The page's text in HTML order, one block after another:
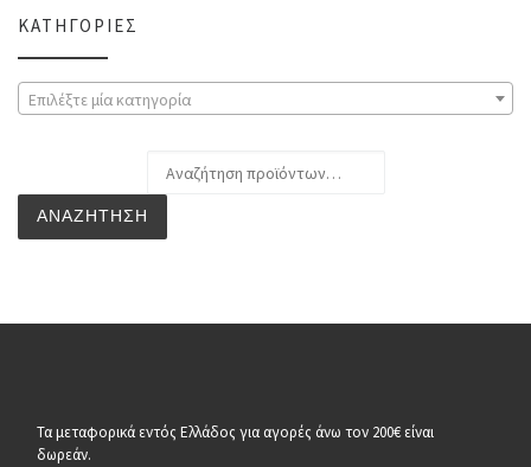
ΚΑΤΗΓΟΡΊΕΣ
Επιλέξτε μία κατηγορία
ΑΝΑΖΉΤΗΣΗ
Τα μεταφορικά εντός Ελλάδος για αγορές άνω τον 200€ είναι
δωρεάν.